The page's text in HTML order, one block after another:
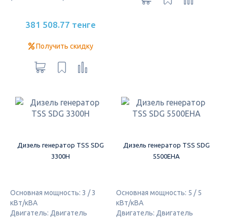
381 508.77 тенге
Получить скидку
Дизель генератор TSS SDG
3300H
Основная мощность: 3 / 3
кВт/кВА
Двигатель: Двигатель
Дизель генератор TSS SDG
5500EHA
Основная мощность: 5 / 5
кВт/кВА
Двигатель: Двигатель